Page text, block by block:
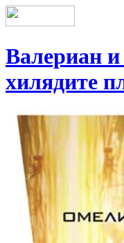
Валериан
хилядите